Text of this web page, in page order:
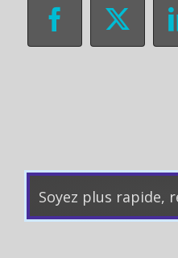
Facebook
X